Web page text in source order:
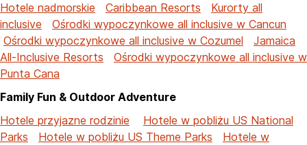
Hotele nadmorskie
Caribbean Resorts
Kurorty all
inclusive
Ośrodki wypoczynkowe all inclusive w Cancun
Ośrodki wypoczynkowe all inclusive w Cozumel
Jamaica
All-Inclusive Resorts
Ośrodki wypoczynkowe all inclusive w
Punta Cana
Family Fun & Outdoor Adventure
Hotele przyjazne rodzinie
Hotele w pobliżu US National
Parks
Hotele w pobliżu US Theme Parks
Hotele w